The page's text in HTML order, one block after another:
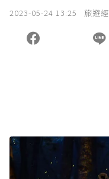
2023-05-24 13:25 旅遊經